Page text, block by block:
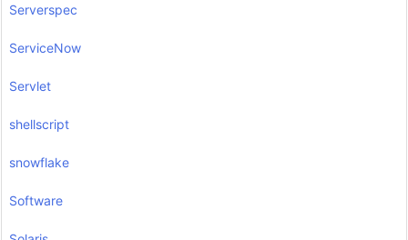
Serverspec
ServiceNow
Servlet
shellscript
snowflake
Software